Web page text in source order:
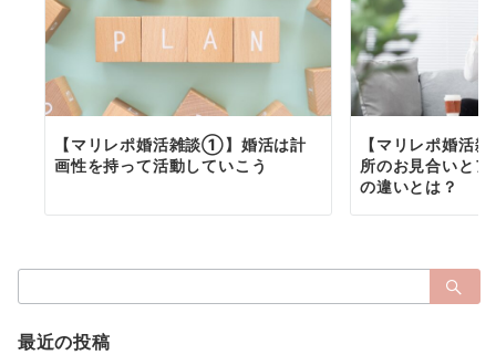
【マリレポ婚活雑談①】婚活は計
画性を持って活動していこう
【マリレポ婚活
所のお見合いと
の違いとは？
索：
最近の投稿